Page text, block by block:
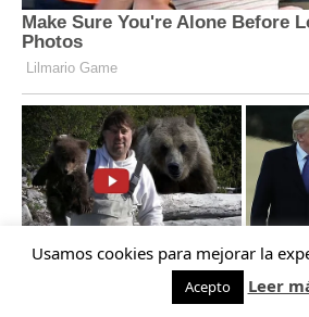
Usamos cookies para mejorar la
Acepto Leer